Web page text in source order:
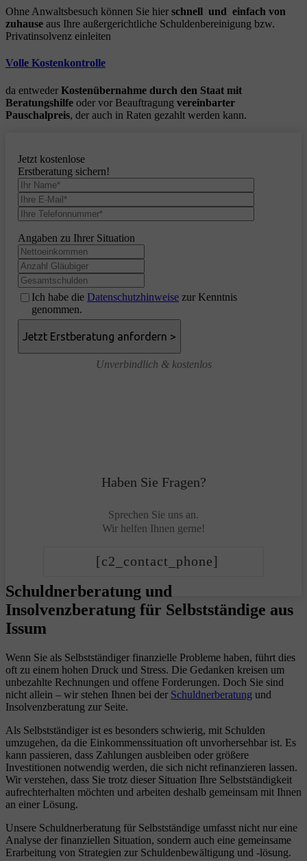
Ohne Anwaltsbesuch können Sie hier schnell und einfach von
zuhause aus Ihre außergerichtliche Schuldenbereinigung bzw.
Privatinsolvenz einleiten
Volle Kostenkontrolle
da entweder Kostenübernahme durch den Staat mit
Beratungshilfe oder vor Beauftragung vereinbarter
Pauschalpreis, der auch in Raten gezahlt werden kann.
Jetzt kostenlose
Erstberatung sichern!
Angaben zu Ihrer Situation
Ich habe die Datenschutzhinweise zur Kenntnis
genommen.
Unverbindlich & kostenlos
Haben Sie Fragen?
Sprechen Sie uns an.
Wir helfen Ihnen gerne!
[c2_contact_phone]
Schuldnerberatung und
Insolvenzberatung für Selbstständige aus
Issum
Wenn Sie als Selbstständiger finanzielle Probleme haben, führt dies
oft zu einem hohen Druck und Stress. Die Gedanken kreisen um
unbezahlte Rechnungen und offene Forderungen. Doch Sie sind
nicht allein – wir stehen Ihnen bei der Schuldnerberatung und
Insolvenzberatung zur Seite.
Als Selbstständiger ist es besonders schwierig, mit Schulden
umzugehen, da die Einkommenssituation oft unvorhersehbar ist. Es
kann passieren, dass Zahlungen ausbleiben oder größere
Investitionen notwendig werden, die sich nicht refinanzieren lassen.
Wir verstehen, dass Sie trotz dieser Situation Ihre Selbstständigkeit
aufrechterhalten möchten und arbeiten deshalb gemeinsam mit Ihnen
an einer Lösung.
Unsere Schuldnerberatung für Selbstständige umfasst nicht nur eine
Analyse der finanziellen Situation, sondern auch eine gemeinsame
Erarbeitung von Strategien zur Schuldenbewältigung und -lösung.